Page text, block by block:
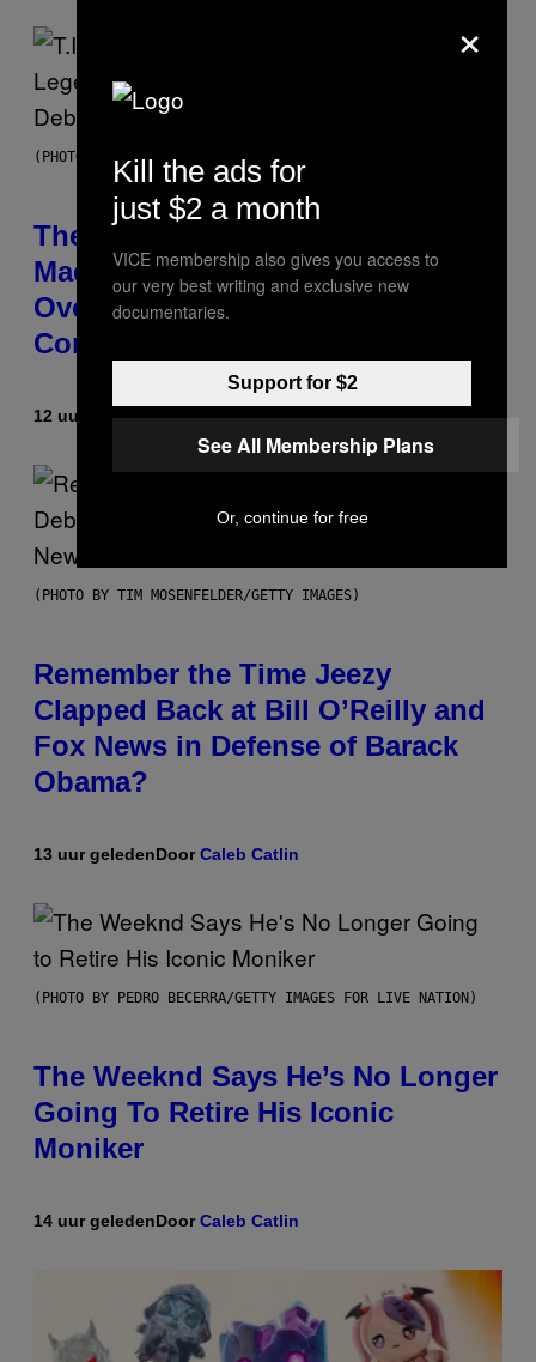
(PHOTO BY JOHNNY NUNEZ/WIREIMAGE)
The 90s Hip-Hop Legend Who
Made T.I. Delay His Debut Album
Over 20 Years Ago: ‘I Definitely
Conceded’
12 uur geledenDoorCaleb Catlin
(PHOTO BY TIM MOSENFELDER/GETTY IMAGES)
Remember the Time Jeezy
Clapped Back at Bill O’Reilly and
Fox News in Defense of Barack
Obama?
13 uur geledenDoorCaleb Catlin
(PHOTO BY PEDRO BECERRA/GETTY IMAGES FOR LIVE NATION)
The Weeknd Says He’s No Longer
Going To Retire His Iconic
Moniker
14 uur geledenDoorCaleb Catlin
×
Kill the ads for
just $2 a month
VICE membership also gives you access to
our very best writing and exclusive new
documentaries.
Support for $2
See All Membership Plans
Or, continue for free